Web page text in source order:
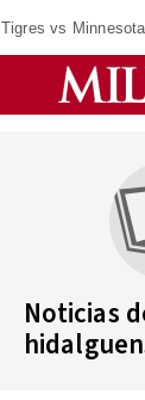
Tigres vs Minnesota
Noticias